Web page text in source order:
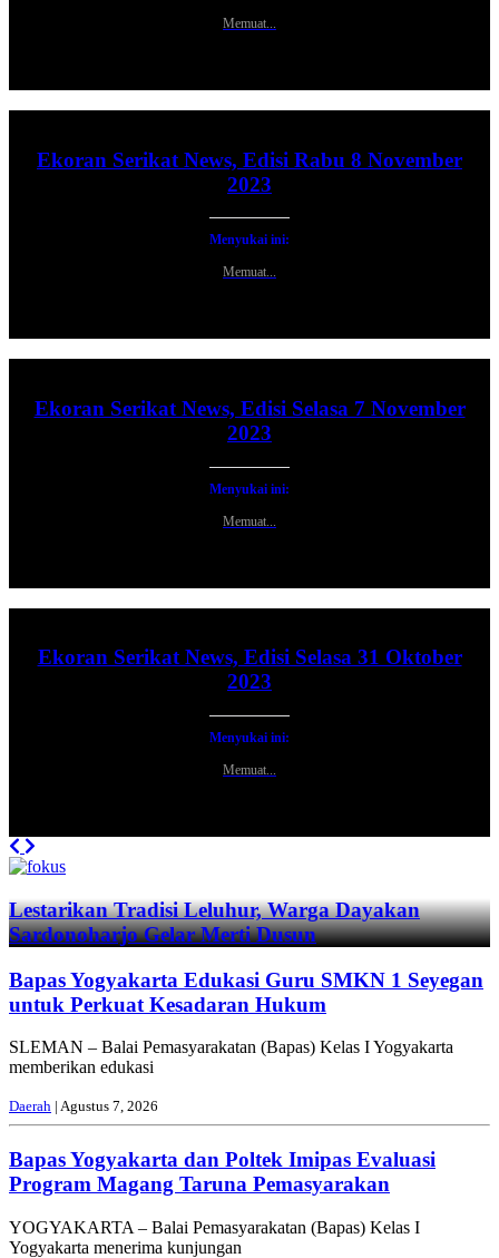
Memuat...
Ekoran Serikat News, Edisi Rabu 8 November
2023
Menyukai ini:
Memuat...
Ekoran Serikat News, Edisi Selasa 7 November
2023
Menyukai ini:
Memuat...
Ekoran Serikat News, Edisi Selasa 31 Oktober
2023
Menyukai ini:
Memuat...
Previous
Lestarikan Tradisi Leluhur, Warga Dayakan
Sardonoharjo Gelar Merti Dusun
Bapas Yogyakarta Edukasi Guru SMKN 1 Seyegan
untuk Perkuat Kesadaran Hukum
SLEMAN – Balai Pemasyarakatan (Bapas) Kelas I Yogyakarta
memberikan edukasi
Daerah | Agustus 7, 2026
Bapas Yogyakarta dan Poltek Imipas Evaluasi
Program Magang Taruna Pemasyarakan
YOGYAKARTA – Balai Pemasyarakatan (Bapas) Kelas I
Yogyakarta menerima kunjungan